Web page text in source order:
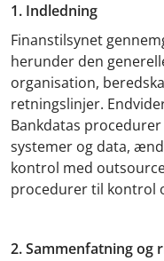
1. Indledning
Finanstilsynet
herunder den
organisation,
retningslinjer.
Bankdatas
systemer og data,
kontrol med
procedurer til kontrol
2. Sammenfatning og